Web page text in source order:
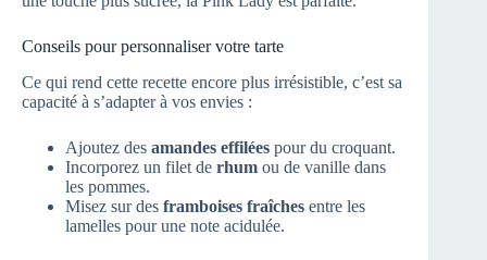
Conseils pour personnaliser votre tarte
Ce qui rend cette recette encore plus irrésistible, c’est sa
capacité à s’adapter à vos envies :
Ajoutez des amandes effilées pour du croquant.
Incorporez un filet de rhum ou de vanille dans
les pommes.
Misez sur des framboises fraîches entre les
lamelles pour une note acidulée.